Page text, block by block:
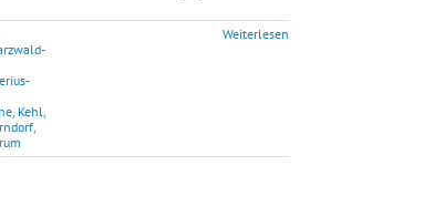
, Kehl,
,
Weiterlesen